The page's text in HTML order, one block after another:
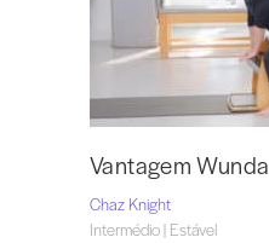
Vantagem Wunda
Chaz Knight
Intermédio | Estável